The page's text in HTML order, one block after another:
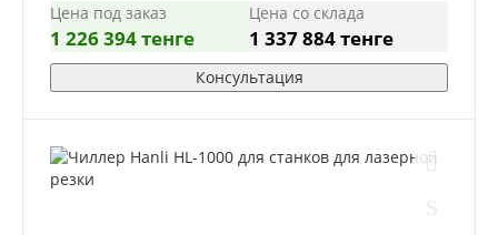
Цена под заказ
1 226 394 тенге
Цена со склада
1 337 884 тенге
Консультация